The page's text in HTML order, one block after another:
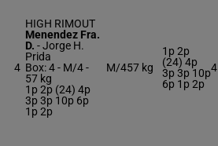
4
HIGH RIMOUT
Menendez Fra.
D. -Jorge H.
Prida
Box: 4 - M/4 -
57 kg
1p 2p (24) 4p
3p 3p 10p 6p
1p 2p
M/457 kg
1p 2p
(24) 4p
3p 3p 10p
6p 1p 2p
4